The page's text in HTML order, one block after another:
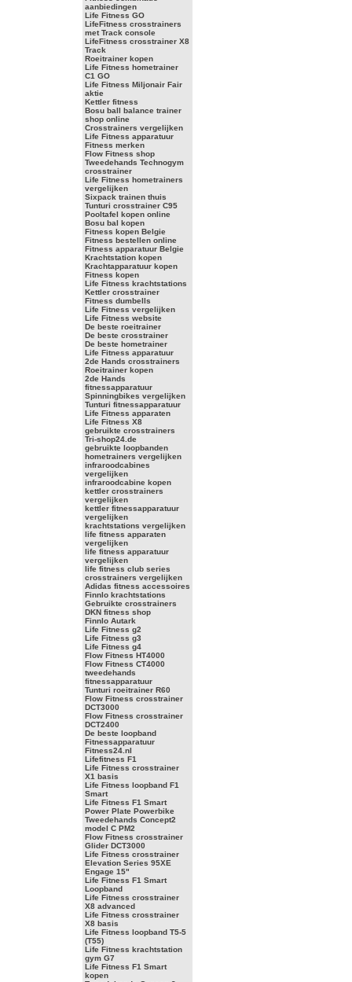
aanbiedingen
Life Fitness GO
LifeFitness crosstrainers
met Track console
LifeFitness crosstrainer X8
Track
Roeitrainer kopen
Life Fitness hometrainer
C1 GO
Life Fitness Miljonair Fair
aktie
Kettler fitness
Bosu ball balance trainer
shop online
Crosstrainers vergelijken
Life Fitness apparatuur
Fitness merken
Flow Fitness shop
Tweedehands Technogym
crosstrainer
Life Fitness hometrainers
vergelijken
Sixpack trainen thuis
Tunturi crosstrainer C95
Pooltafel kopen online
Bosu bal kopen
Fitness kopen Belgie
Fitness bestellen online
Fitness apparatuur Belgie
Krachtstation kopen
Krachtapparatuur kopen
Fitness kopen
Life Fitness krachtstations
Kettler crosstrainer
Fitness dumbells
Life Fitness vergelijken
Life Fitness website
De beste roeitrainer
De beste crosstrainer
De beste hometrainer
Life Fitness apparatuur
2de Hands crosstrainers
Roeitrainer kopen
2de Hands
fitnessapparatuur
Spinningbikes vergelijken
Tunturi fitnessapparatuur
Life Fitness apparaten
Life Fitness X8
gebruikte crosstrainers
Tri-shop24.de
gebruikte loopbanden
hometrainers vergelijken
infraroodcabines
vergelijken
infraroodcabine kopen
kettler crosstrainers
vergelijken
kettler fitnessapparatuur
vergelijken
krachtstations vergelijken
life fitness apparaten
vergelijken
life fitness apparatuur
vergelijken
life fitness club series
crosstrainers vergelijken
Adidas fitness accessoires
Finnlo krachtstations
Gebruikte crosstrainers
DKN fitness shop
Finnlo Autark
Life Fitness g2
Life Fitness g3
Life Fitness g4
Flow Fitness HT4000
Flow Fitness CT4000
tweedehands
fitnessapparatuur
Tunturi roeitrainer R60
Flow Fitness crosstrainer
DCT3000
Flow Fitness crosstrainer
DCT2400
De beste loopband
Fitnessapparatuur
Fitness24.nl
Lifefitness F1
Life Fitness crosstrainer
X1 basis
Life Fitness loopband F1
Smart
Life Fitness F1 Smart
Power Plate Powerbike
Tweedehands Concept2
model C PM2
Flow Fitness crosstrainer
Glider DCT3000
Life Fitness crosstrainer
Elevation Series 95XE
Engage 15"
Life Fitness F1 Smart
Loopband
Life Fitness crosstrainer
X8 advanced
Life Fitness crosstrainer
X8 basis
Life Fitness loopband T5-5
(T55)
Life Fitness krachtstation
gym G7
Life Fitness F1 Smart
kopen